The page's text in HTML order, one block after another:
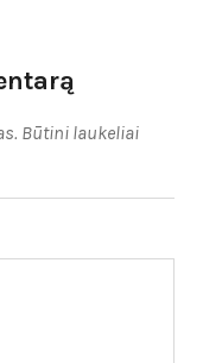
Būtini laukeliai